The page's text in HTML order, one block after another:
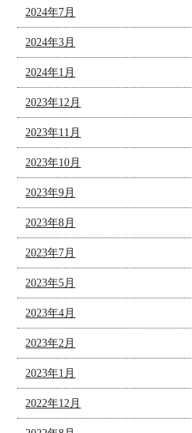
2024年7月
2024年3月
2024年1月
2023年12月
2023年11月
2023年10月
2023年9月
2023年8月
2023年7月
2023年5月
2023年4月
2023年2月
2023年1月
2022年12月